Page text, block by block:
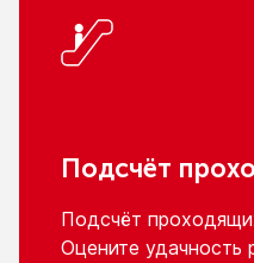
Подсчёт
Подсчёт
Оцените удачность